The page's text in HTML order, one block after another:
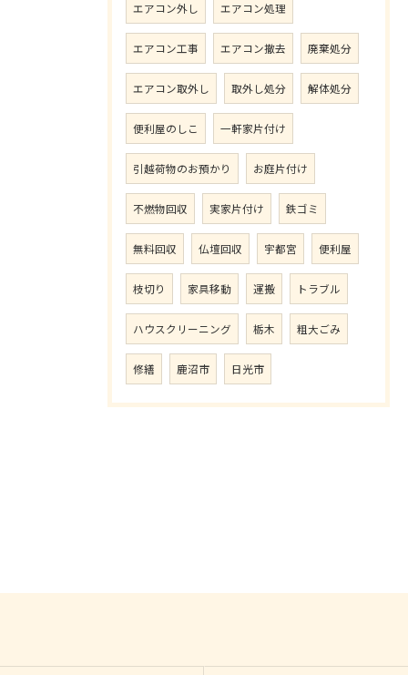
エアコン外し エアコン処理
エアコン工事 エアコン撤去 廃棄処分
エアコン取外し 取外し処分 解体処分
便利屋のしこ 一軒家片付け
引越荷物のお預かり お庭片付け
不燃物回収 実家片付け 鉄ゴミ
無料回収 仏壇回収 宇都宮 便利屋
枝切り 家具移動 運搬 トラブル
ハウスクリーニング 栃木 粗大ごみ
修繕 鹿沼市 日光市